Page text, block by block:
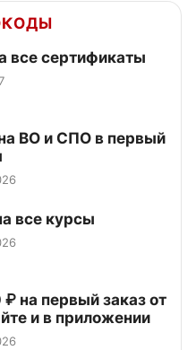
все сертификаты
ВО и СПО в первый
все курсы
на первый заказ от
и в приложении